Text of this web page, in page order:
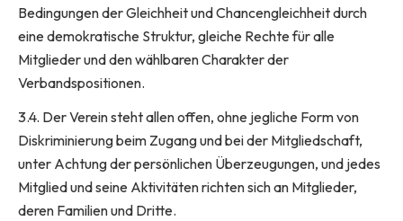
Bedingungen der Gleichheit und Chancengleichheit durch
eine demokratische Struktur, gleiche Rechte für alle
Mitglieder und den wählbaren Charakter der
Verbandspositionen.
3.4. Der Verein steht allen offen, ohne jegliche Form von
Diskriminierung beim Zugang und bei der Mitgliedschaft,
unter Achtung der persönlichen Überzeugungen, und jedes
Mitglied und seine Aktivitäten richten sich an Mitglieder,
deren Familien und Dritte.